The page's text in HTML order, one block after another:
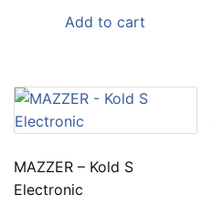
Add to cart
MAZZER – Kold S
Electronic